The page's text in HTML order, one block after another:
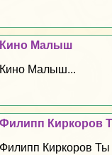
Кино Малыш
Кино Малыш...
Филипп Киркоров
Филипп Киркоров